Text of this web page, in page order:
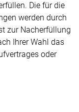
Die für die
werden durch
zur Nacherfüllung
Ihrer Wahl das
oder